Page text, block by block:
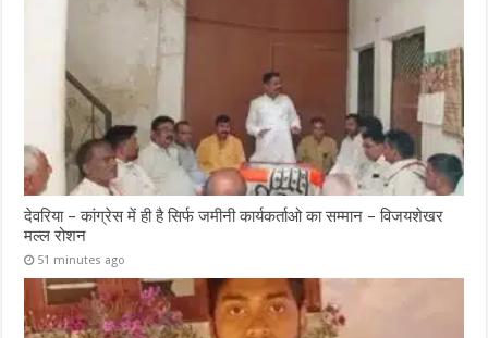
देवरिया – कांग्रेस में ही है सिर्फ जमीनी कार्यकर्ताओ का सम्मान – विजयशेखर
मल्ल रोशन
51 minutes ago